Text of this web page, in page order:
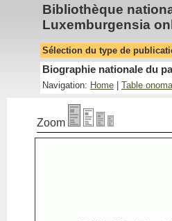
Bibliothèque
Luxemburgensia
Sélection du type de
Biographie nationale du
Navigation: Home Table
Zoom